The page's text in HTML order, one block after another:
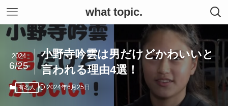
what topic.
小野寺吟雲は男だけどかわいいと
言われる理由4選！
2024
6/25
有名人 2024年6月25日